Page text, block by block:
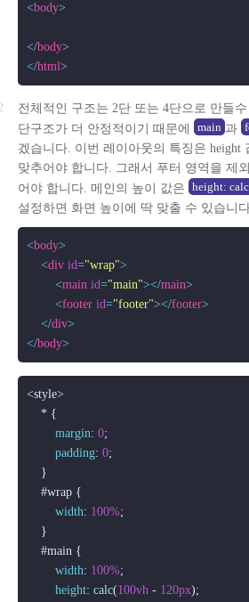
<body>
</body>
</html>
전체적인 구조는 2단 또는 4단으로 만들
단구조가 더 안정적이기 때문에
main 과
겠습니다. 이번 레이아웃의 특징은 height
맞추어야 합니다. 그래서 푸터 영역을 제
어야 합니다. 메인의 높이 값은
height:
설정하면 화면 높이에 딱 맞출 수 있습니
<body>
<div id="wrap">
<main id="main"></main>
<footer id="footer"></footer>
</div>
</body>
<style>
    * {
margin: 0;
padding: 0;
    }
#wrap {
width: 100%;
    }
#main {
width: 100%;
height: calc(100vh - 120px);